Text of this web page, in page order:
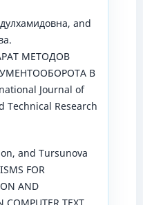
and
МЕТОДОВ
В
Journal of
Technical Research
and Tursunova
FOR
AND